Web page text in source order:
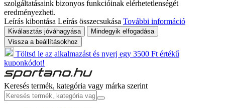
szolgáltatásaink bizonyos funkcióinak elérhetetlenségét
eredményezheti.
Leírás kibontása Leírás összecsukása További információ
Kiválasztás jóváhagyása
Mindegyik elfogadása
Vissza a beállításokhoz
Töltsd le az alkalmazást és nyerj egy 3500 Ft értékű
kuponkódot!
Keresés termék, kategória vagy márka szerint